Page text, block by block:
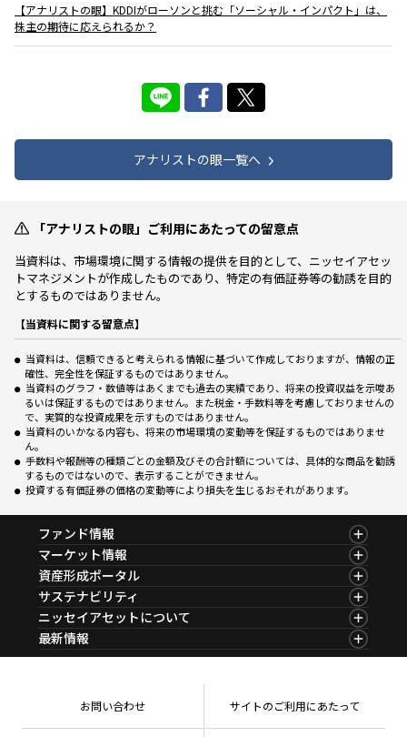
【アナリストの眼】KDDIがローソンと挑む「ソーシャル・インパクト」は、
株主の期待に応えられるか？
アナリストの眼一覧へ
「アナリストの眼」ご利用にあたっての留意点
当資料は、市場環境に関する情報の提供を目的として、ニッセイアセッ
トマネジメントが作成したものであり、特定の有価証券等の勧誘を目的
とするものではありません。
【当資料に関する留意点】
当資料は、信頼できると考えられる情報に基づいて作成しておりますが、情報の正
確性、完全性を保証するものではありません。
当資料のグラフ・数値等はあくまでも過去の実績であり、将来の投資収益を示唆あ
るいは保証するものではありません。また税金・手数料等を考慮しておりませんの
で、実質的な投資成果を示すものではありません。
当資料のいかなる内容も、将来の市場環境の変動等を保証するものではありませ
ん。
手数料や報酬等の種類ごとの金額及びその合計額については、具体的な商品を勧誘
するものではないので、表示することができません。
投資する有価証券の価格の変動等により損失を生じるおそれがあります。
ファンド情報
ファンド情報TOP
基準価額一覧
ファンド検索
ファンド比較
決算カレンダー
海外休日カレンダー
投資信託新商品のご案内
ちょこっと3分！ファンドシアター
有価証券届出書の効力の発生の有無について
こだわりのインデックスファンド 購入・換金手数料
なしシリーズ
マーケット情報
マーケット情報TOP
マーケット指数
マーケットレポート
コラム
ファンドレポート
資産形成ポータル
資産形成ポータルTOP
資産形成サービス
Nダイレクト
資産形成サポート
NAMシティ
サステナビリティ
サステナビリティTOP
サステナビリティ経営
サステナブル投資
ニッセイアセットについて
ニッセイアセットについてTOP
会社情報
方針・その他開示情報
最新情報
マーケットニュース
メディアお問い合わせ サイトのご利用にあたって